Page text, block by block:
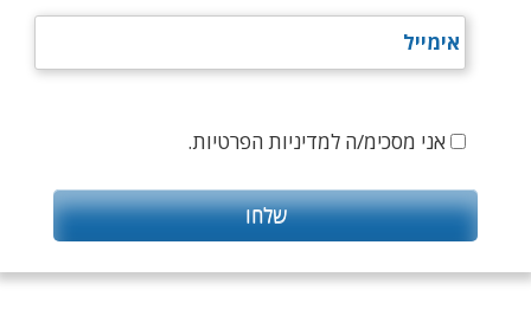
אני מסכימ/ה למדיניות הפרטיות.